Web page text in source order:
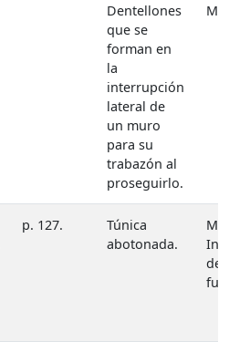
Dentellones
que se
forman en
la
interrupción
lateral de
un muro
para su
trabazón al
proseguirlo.
p. 127.
Túnica
abotonada.